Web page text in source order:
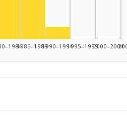
1985–1989
Színész,
1990–19941995–19992000–2004